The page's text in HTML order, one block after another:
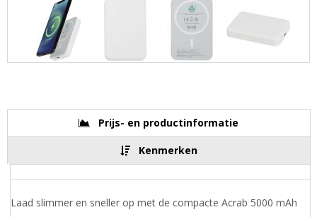
Prijs- en productinformatie
Kenmerken
Laad slimmer en sneller op met de compacte Acrab 5000 mAh